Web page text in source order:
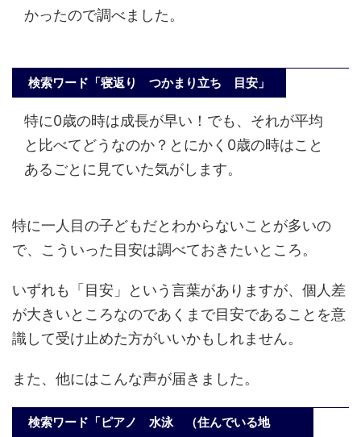
かったので調べました。
検索ワード「寝返り つかまり立ち 目安」
特に0歳の時は成長が早い！でも、それが平均
と比べてどうなのか？とにかく0歳の時はこと
あるごとに見ていた気がします。
特に一人目の子どもだとわからないことが多いの
で、こういった目安は調べておきたいところ。
いずれも「目安」という言葉がありますが、個人差
が大きいところなのであくまで目安であることを意
識して受け止めた方がいいかもしれません。
また、他にはこんな声が届きました。
検索ワード「ピアノ 水泳 （住んでいる地